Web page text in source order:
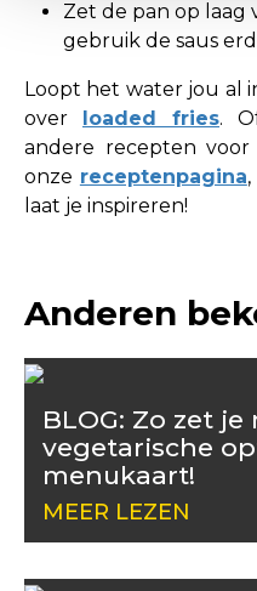
Zet de pan op
gebruik de saus
Loopt het water jou al
over loaded fries.
andere recepten
onze receptenpagina
laat je inspireren!
Anderen
BLOG: Zo zet
vegetarische
menukaart!
MEER LEZEN